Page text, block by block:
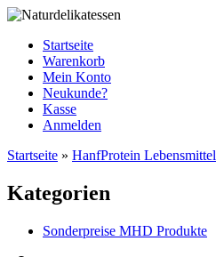
Startseite
Warenkorb
Mein Konto
Neukunde?
Kasse
Anmelden
Startseite » HanfProtein Lebensmittel
Kategorien
Sonderpreise MHD Produkte